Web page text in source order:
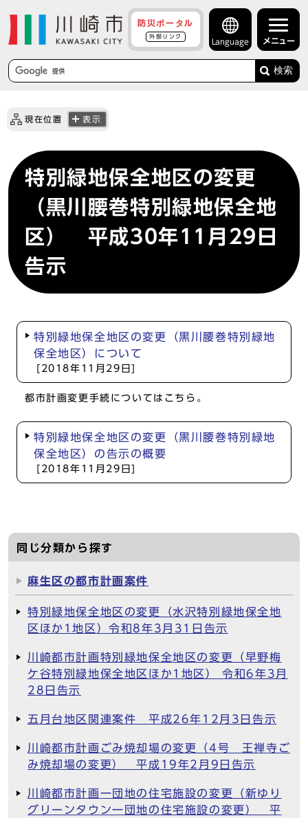
防災ポータル
外部リンク
Language メニュー
検索
現在位置 表示
特別緑地保全地区の変更
（黒川腰巻特別緑地保全地
区） 平成30年11月29日
告示
特別緑地保全地区の変更（黒川腰巻特別緑地
保全地区）について
[2018年11月29日]
都市計画変更手続についてはこちら。
特別緑地保全地区の変更（黒川腰巻特別緑地
保全地区）の告示の概要
[2018年11月29日]
同じ分類から探す
麻生区の都市計画案件
特別緑地保全地区の変更（水沢特別緑地保全地
区ほか1地区）令和8年3月31日告示
川崎都市計画特別緑地保全地区の変更（早野梅
ケ谷特別緑地保全地区ほか1地区） 令和6年3月
28日告示
五月台地区関連案件 平成26年12月3日告示
川崎都市計画ごみ焼却場の変更（4号 王禅寺ご
み焼却場の変更） 平成19年2月9日告示
川崎都市計画一団地の住宅施設の変更（新ゆり
グリーンタウン一団地の住宅施設の変更） 平